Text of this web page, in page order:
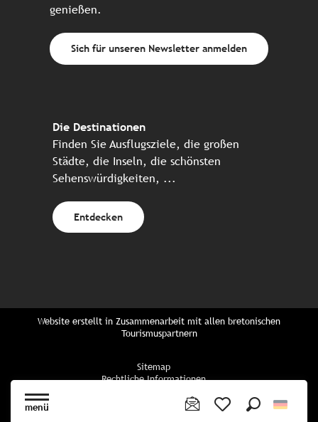
menü
genießen.
Sich für unseren Newsletter anmelden
Die Destinationen
Finden Sie Ausflugsziele, die großen
Städte, die Inseln, die schönsten
Sehenswürdigkeiten, ...
Entdecken
Website erstellt in Zusammenarbeit mit allen bretonischen
Tourismuspartnern
Sitemap
Rechtliche Informationen
Cookie-Richtlinie